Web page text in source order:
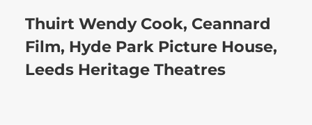
Thuirt Wendy Cook, Ceannard
Film, Hyde Park Picture House,
Leeds Heritage Theatres